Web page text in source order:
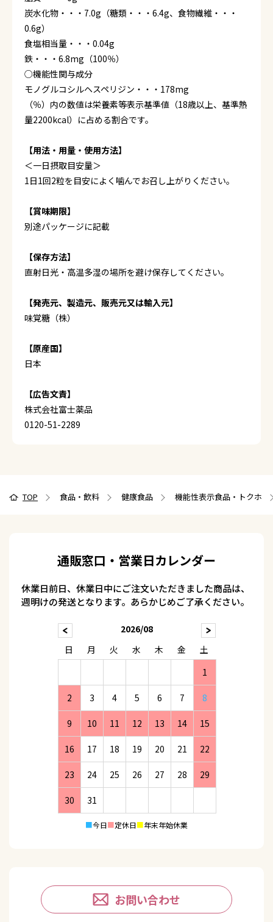
炭水化物・・・7.0g（糖類・・・6.4g、食物繊維・・・
0.6g）
食塩相当量・・・0.04g
鉄・・・6.8mg（100％）
○機能性関与成分
モノグルコシルヘスペリジン・・・178mg
（％）内の数値は栄養素等表示基準値（18歳以上、基準熱
量2200kcal）に占める割合です。
【用法・用量・使用方法】
＜一日摂取目安量＞
1日1回2粒を目安によく噛んでお召し上がりください。
【賞味期限】
別途パッケージに記載
【保存方法】
直射日光・高温多湿の場所を避け保存してください。
【発売元、製造元、販売元又は輸入元】
味覚糖（株）
【原産国】
日本
【広告文責】
株式会社富士薬品
0120-51-2289
TOP 食品・飲料 健康食品 機能性表示食品・トクホ
通販窓口・営業日カレンダー
休業日前日、休業日中にご注文いただきました商品は、
週明けの発送となります。あらかじめご了承ください。
2026/08
日
月 火 水 木 金
土
1
2 3 4 5 6 7 8
9 10 11 12 13 14 15
16 17 18 19 20 21 22
23 24 25 26 27 28 29
30 31
■今日■定休日■年末年始休業
お問い合わせ